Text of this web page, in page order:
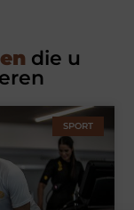
die u
SPORT